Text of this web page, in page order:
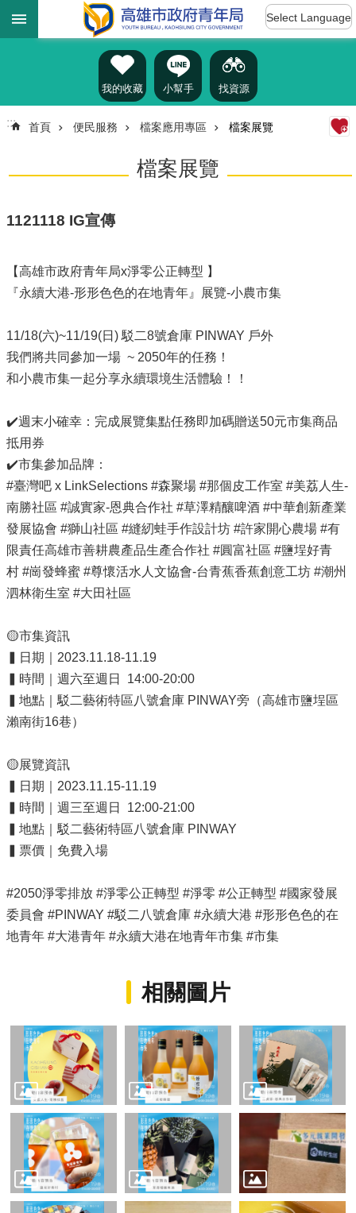
跳到主要內容區塊
識
公
告
青
資
題
區
便
民
服
務
公
開
資
網
站
導
覽
局
信
雙
語
詞
彙
Facebook
Instagram
Line
及
安
全
政
策
政
府
網
站
資
料
Select Language
我的收藏 小幫手 找資源
::: 首頁 便民服務 檔案應用專區 檔案展覽
檔案展覽
1121118 IG宣傳
【高雄市政府青年局x淨零公正轉型 】
『永續大港-形形色色的在地青年』展覽-小農市集
11/18(六)~11/19(日) 駁二8號倉庫 PINWAY 戶外
我們將共同參加一場 ~ 2050年的任務！
和小農市集一起分享永續環境生活體驗！！
✔️週末小確幸：完成展覽集點任務即加碼贈送50元市集商品
抵用券
✔️市集參加品牌：
#臺灣吧 x LinkSelections #森聚場 #那個皮工作室 #美荔人生-
南勝社區 #誠實家-恩典合作社 #草澤精釀啤酒 #中華創新產業
發展協會 #獅山社區 #縫紉蛙手作設計坊 #許家開心農場 #有
限責任高雄市善耕農產品生產合作社 #圓富社區 #鹽埕好青
村 #崗發蜂蜜 #尊懷活水人文協會-台青蕉香蕉創意工坊 #潮州
泗林衛生室 #大田社區
🟡市集資訊
▍日期｜2023.11.18-11.19
▍時間｜週六至週日 14:00-20:00
▍地點｜駁二藝術特區八號倉庫 PINWAY旁（高雄市鹽埕區
瀨南街16巷）
🟡展覽資訊
▍日期｜2023.11.15-11.19
▍時間｜週三至週日 12:00-21:00
▍地點｜駁二藝術特區八號倉庫 PINWAY
▍票價｜免費入場
#2050淨零排放 #淨零公正轉型 #淨零 #公正轉型 #國家發展
委員會 #PINWAY #駁二八號倉庫 #永續大港 #形形色色的在
地青年 #大港青年 #永續大港在地青年市集 #市集
相關圖片